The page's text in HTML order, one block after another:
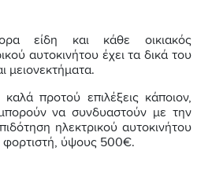
είδη και κάθε οικιακός
αυτοκινήτου έχει τα δικά του
μειονεκτήματα.
καλά προτού επιλέξεις κάποιον,
να συνδυαστούν με την
ηλεκτρικού αυτοκινήτου
φορτιστή, ύψους 500€.